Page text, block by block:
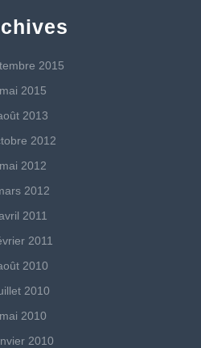
2015
mai 2015
2013
2012
mai 2012
2012
2011
2011
2010
2010
mai 2010
2010